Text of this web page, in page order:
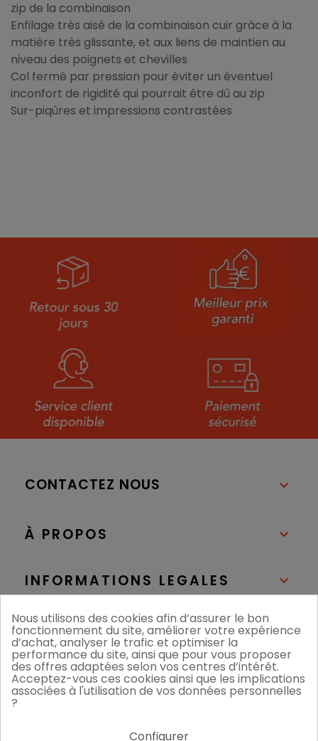
zip de la combinaison
Enfilage très aisé de la combinaison cuir grâce à la
matière très glissante, et aux liens de maintien au
niveau des poignets et chevilles
Col fermé par pression pour éviter un éventuel
inconfort de rigidité qui pourrait être dû au zip
Sur-piqûres et impressions contrastées
CONTACTEZ NOUS 
À PROPOS 
INFORMATIONS LEGALES 
NOS BOUTIQUES 
Nous utilisons des cookies afin d’assurer le bon
fonctionnement du site, améliorer votre expérience
d’achat, analyser le trafic et optimiser la
performance du site, ainsi que pour vous proposer
des offres adaptées selon vos centres d’intérêt.
Acceptez-vous ces cookies ainsi que les implications
associées à l'utilisation de vos données personnelles
?
Configurer